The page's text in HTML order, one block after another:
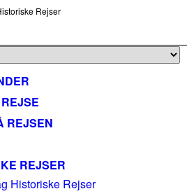
Rejser
REJSEN
REJSER
Historiske Rejser